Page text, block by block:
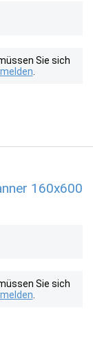
Sie sich
160x600
Sie sich